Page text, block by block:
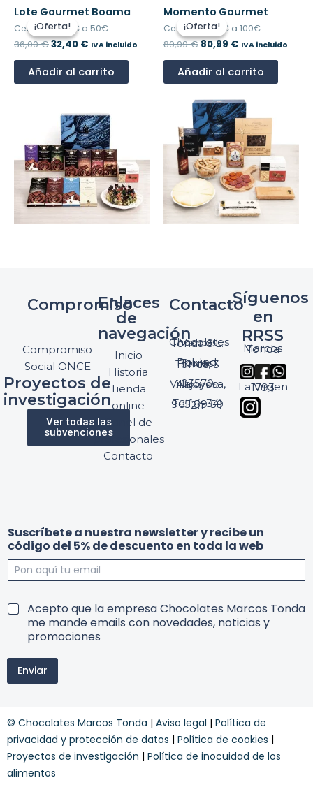
¡Oferta!
¡Oferta!
Lote Gourmet Boama
Cestas de 30€ a 50€
36,00€
El
precio
original
era:
32,40 €
El
actual
es:
IVA incluido
Añadir al carrito
¡Oferta!
¡Oferta!
Momento Gourmet
Cestas de 50€ a 100€
89,99€
El
precio
original
era:
80,99 €
El
actual
es:
IVA incluido
Añadir al carrito
Compromiso
Compromiso
Social ONCE
Proyectos de
investigación
Ver todas las
subvenciones
Enlaces
de
navegación
Inicio
Historia
Tienda
online
Panel de
profesionales
Contacto
Contacto
Chocolates Marcos Tonda S.L.
Pol. Ind. Torres, Ptda. Torres, 3
03570 Villajoyosa, Alicante
Telf: (+34) 965 89 59 24
Síguenos
en
RRSS
Marcos Tonda
La Virgen 1793
Suscríbete a nuestra newsletter y recibe un
código del 5% de descuento en toda la web
e
e
u
n
c
o
n
%
e
T
i
o
c
o
n
d
i
Acepto que la empresa Chocolates Marcos Tonda
me mande emails con novedades, noticias y
promociones
Enviar
© Chocolates Marcos Tonda | Aviso legal | Política de
privacidad y protección de datos | Política de cookies |
Proyectos de investigación | Política de inocuidad de los
alimentos